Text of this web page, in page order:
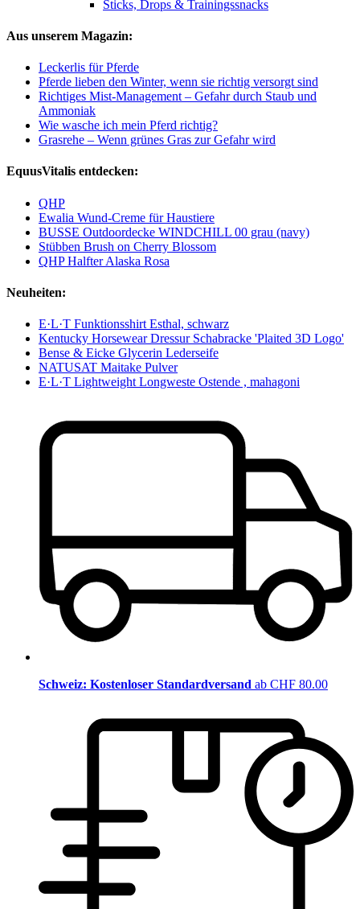
Sticks, Drops & Trainingssnacks
Aus unserem Magazin:
Leckerlis für Pferde
Pferde lieben den Winter, wenn sie richtig versorgt sind
Richtiges Mist-Management – Gefahr durch Staub und
Ammoniak
Wie wasche ich mein Pferd richtig?
Grasrehe – Wenn grünes Gras zur Gefahr wird
EquusVitalis entdecken:
QHP
Ewalia Wund-Creme für Haustiere
BUSSE Outdoordecke WINDCHILL 00 grau (navy)
Stübben Brush on Cherry Blossom
QHP Halfter Alaska Rosa
Neuheiten:
E·L·T Funktionsshirt Esthal, schwarz
Kentucky Horsewear Dressur Schabracke 'Plaited 3D Logo'
Bense & Eicke Glycerin Lederseife
NATUSAT Maitake Pulver
E·L·T Lightweight Longweste Ostende , mahagoni
Schweiz: Kostenloser Standardversand ab CHF 80.00